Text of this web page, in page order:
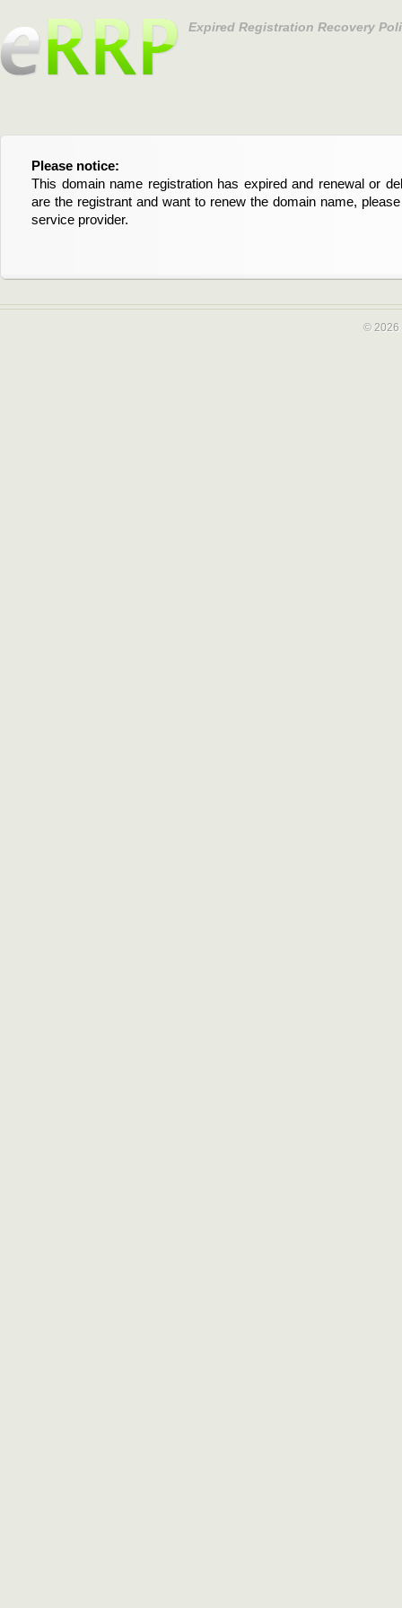
Expired Registration Recovery
Please notice:
This domain name registration has expired and renewal or
are the registrant and want to renew the domain name,
service provider.
Bitte beachten Sie:
Diese Domainregistrierung ist abgelaufen und die
Domain stehen an. Wenn Sie der Registrant sind und
verlängern möchten, kontaktieren Sie bitte Ihren Service-
© 2026